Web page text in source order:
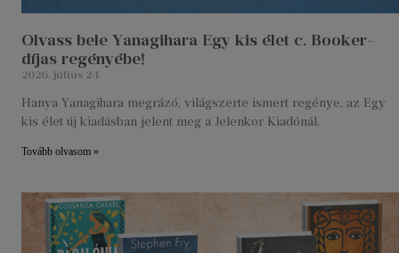
Olvass bele Yanagihara Egy kis élet c. Booker-
díjas regényébe!
2026. július 24.
Hanya Yanagihara megrázó, világszerte ismert regénye, az Egy
kis élet új kiadásban jelent meg a Jelenkor Kiadónál.
Tovább olvasom »